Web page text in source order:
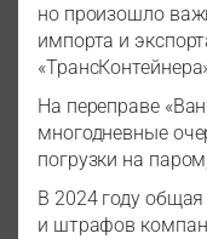
но произошло
импорта и
На переправе
многодневные
погрузки на
В 2024 году
и штрафов